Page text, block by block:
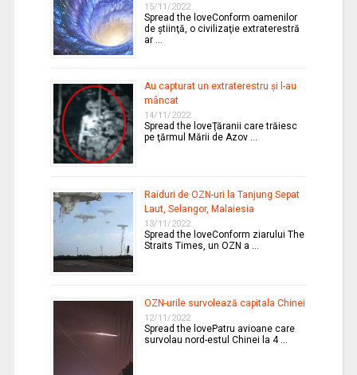
15/11/2022
Spread the loveConform oamenilor
de ştiinţă, o civilizaţie extraterestră
ar …
Au capturat un extraterestru şi l-au
mâncat
14/11/2022
Spread the loveŢăranii care trăiesc
pe ţărmul Mării de Azov …
Raiduri de OZN-uri la Tanjung Sepat
Laut, Selangor, Malaiesia
13/11/2022
Spread the loveConform ziarului The
Straits Times, un OZN a …
OZN-urile survolează capitala Chinei
12/11/2022
Spread the lovePatru avioane care
survolau nord-estul Chinei la 4 …